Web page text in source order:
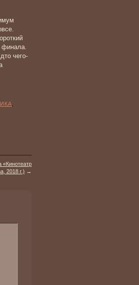
финала.
чего-
«Кинотеатр
2018 г.) →